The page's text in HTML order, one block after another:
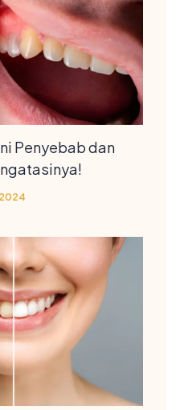
Penyebab dan